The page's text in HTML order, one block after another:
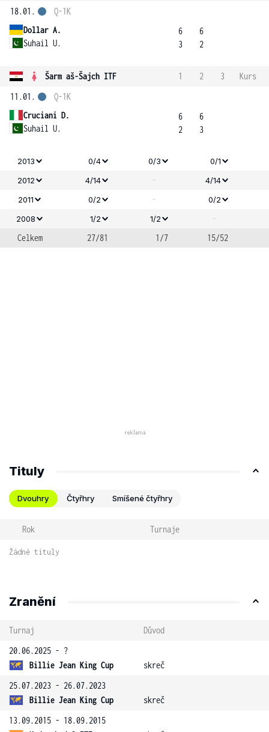
18.01.
Dollar A.
Suhail U.
Q-1K
6
3
6
2
Šarm aš-Šajch ITF 1 2 3
Kurs
11.01.
Cruciani D.
Suhail U.
Q-1K
6
2
6
3
2013 0/4 0/3
0/1
2012
4/14 -
4/14
2011
0/2 -
0/2
2008
1/2 1/2
-
Celkem
27/81 1/7 15/52
Tituly
Dvouhry Čtyřhry Smíšené čtyřhry
Rok Turnaje
Žádné tituly
Zranění
Turnaj
Důvod
20.06.2025 - ?
Billie Jean King Cup
skreč
25.07.2023 - 26.07.2023
Billie Jean King Cup
skreč
13.09.2015 - 18.09.2015